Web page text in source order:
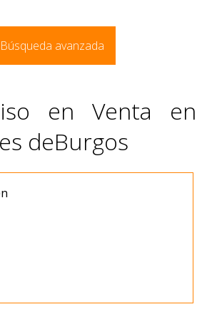
Búsqueda avanzada
en Venta en
deBurgos